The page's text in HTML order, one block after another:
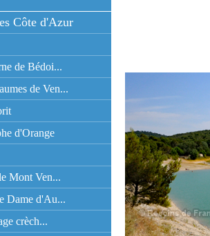
Côte d'Azur
de Bédoi...
de Ven...
d'Orange
Mont Ven...
Dame d'Au...
crèch...